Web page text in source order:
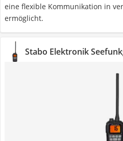
eine flexible Kommunikation in
ermöglicht.
Stabo Elektronik